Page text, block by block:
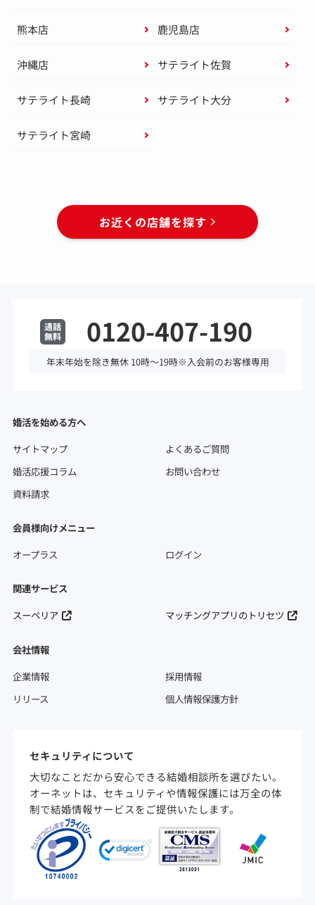
熊本店 鹿児島店
沖縄店 サテライト佐賀
サテライト長崎 サテライト大分
サテライト宮崎
お近くの店舗を探す
0120-407-190
年末年始を除き無休 10時～19時※入会前のお客様専用
婚活を始める方へ
サイトマップ
よくあるご質問
婚活応援コラム
お問い合わせ
資料請求
会員様向けメニュー
オープラス
ログイン
関連サービス
スーペリア
マッチングアプリのトリセツ
会社情報
企業情報
採用情報
リリース
個人情報保護方針
セキュリティについて
大切なことだから安心できる結婚相談所を選びたい。
オーネットは、セキュリティや情報保護には万全の体
制で結婚情報サービスをご提供いたします。